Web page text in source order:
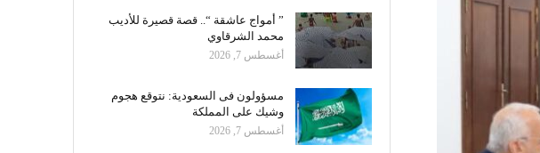
” أمواج عاشقة “.. قصة قصيرة للأديب
محمد الشرقاوي
أغسطس 7, 2026
مسؤولون فى السعودية: نتوقع هجوم
وشيك على المملكة
أغسطس 7, 2026